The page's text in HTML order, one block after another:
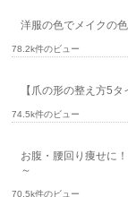
洋服の色でメイクの
78.2k件のビュー
【爪の形の整え方5
74.5k件のビュー
お腹・腰回り痩せに
～
70.5k件のビュー